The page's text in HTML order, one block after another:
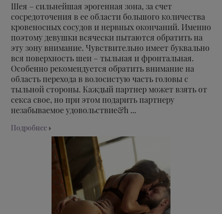
Шея – сильнейшая эрогенная зона, за счет
сосредоточения в ее области большого количества
кровеносных сосудов и нервных окончаний. Именно
поэтому девушки всячески пытаются обратить на
эту зону внимание. Чувствительно имеет буквально
вся поверхность шеи – тыльная и фронтальная.
Особенно рекомендуется обратить внимание на
область перехода в волосистую часть головы с
тыльной стороны. Каждый партнер может взять от
секса свое, но при этом подарить партнеру
незабываемое удовольствие&h ...
Подробнее